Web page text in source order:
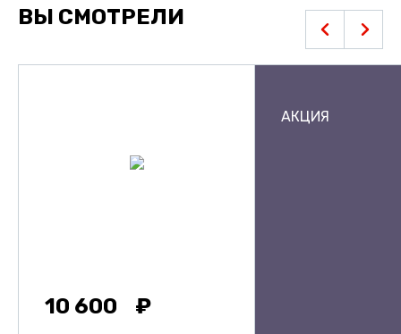
ВЫ СМОТРЕЛИ
10 600
АКЦИЯ